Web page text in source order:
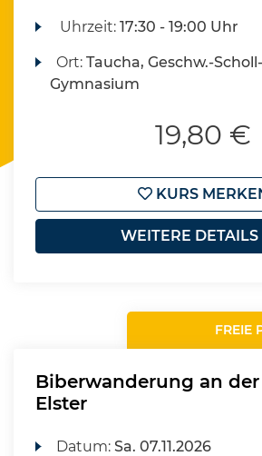
Uhrzeit:17:30 - 19:00 Uhr
Ort:Taucha, Geschw.-
Gymnasium
19,80 €
KURS
WEITERE DETAILS
FREIE
Biberwanderung an
Elster
Datum:Sa. 07.11.2026